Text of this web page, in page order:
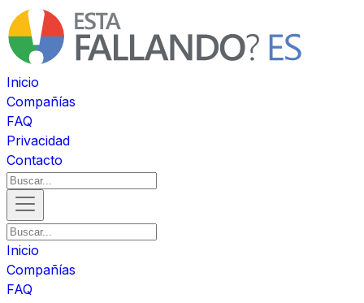
Inicio
Compañías
FAQ
Privacidad
Contacto
Inicio
Compañías
FAQ